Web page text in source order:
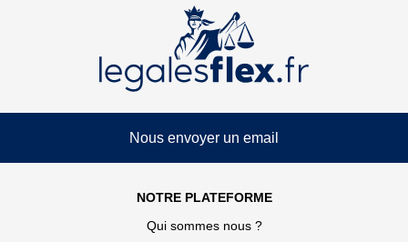
Nous envoyer un email
NOTRE PLATEFORME
Qui sommes nous ?